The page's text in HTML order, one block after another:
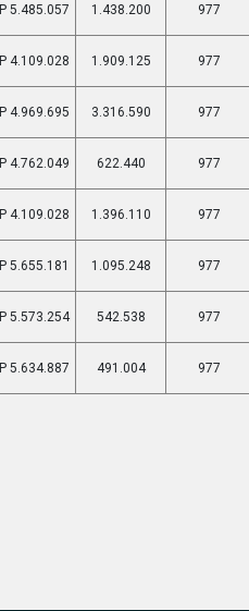
5.485.057 1.438.200 977
4.109.028 1.909.125 977
4.969.695 3.316.590 977
4.762.049 622.440 977
4.109.028 1.396.110 977
5.655.181 1.095.248 977
5.573.254 542.538 977
5.634.887 491.004 977